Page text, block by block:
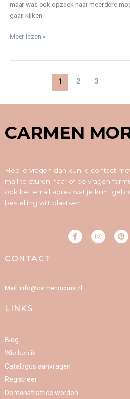
maar was ook opzoek naar meerdere
gaan kijken
Meer lezen »
1 2 3
CARMEN
Heb je vragen dan kun je contact
mail te sturen naar of de vragen
ook het email adres wat je kunt
bestelling wilt plaatsen.
F
a
-
I
n
P
i
CONTACT
Mail: info@carmenmorris.nl
LINKS
Blog
Wie ben ik
Catalogus aanvragen
Registreer
Demonstratrice worden